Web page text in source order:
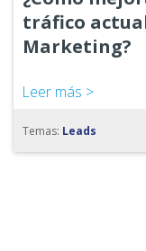
tráfico
Marketing?
Leer más >
Temas: Leads